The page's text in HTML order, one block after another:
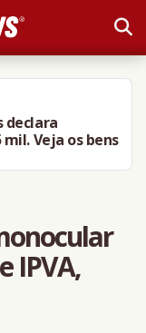
declara
Veja os bens
IPVA,